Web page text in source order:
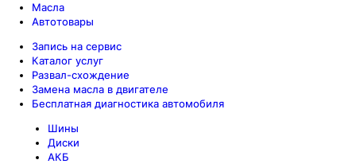
Масла
Автотовары
Запись на сервис
Каталог услуг
Развал-схождение
Замена масла в двигателе
Бесплатная диагностика автомобиля
Шины
Диски
АКБ